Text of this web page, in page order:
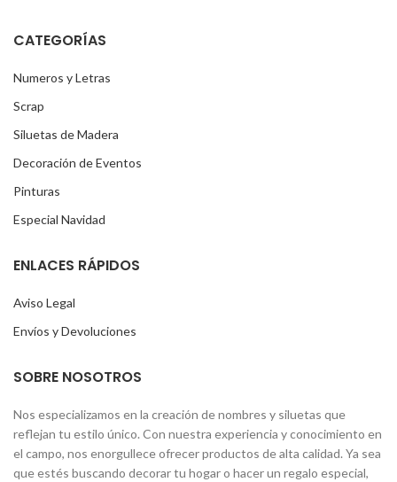
CATEGORÍAS
Numeros y Letras
Scrap
Siluetas de Madera
Decoración de Eventos
Pinturas
Especial Navidad
ENLACES RÁPIDOS
Aviso Legal
Envíos y Devoluciones
SOBRE NOSOTROS
Nos especializamos en la creación de nombres y siluetas que
reflejan tu estilo único. Con nuestra experiencia y conocimiento en
el campo, nos enorgullece ofrecer productos de alta calidad. Ya sea
que estés buscando decorar tu hogar o hacer un regalo especial,